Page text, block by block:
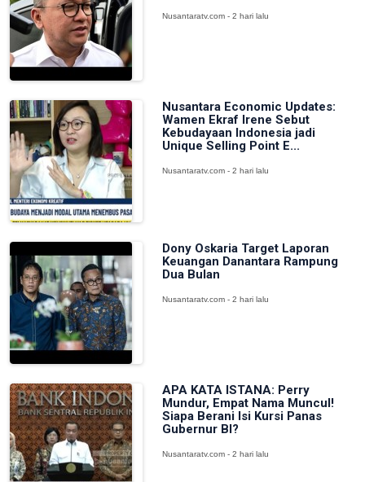
Nusantaratv.com - 2 hari lalu
Nusantara Economic Updates:
Wamen Ekraf Irene Sebut
Kebudayaan Indonesia jadi
Unique Selling Point E...
Nusantaratv.com - 2 hari lalu
Dony Oskaria Target Laporan
Keuangan Danantara Rampung
Dua Bulan
Nusantaratv.com - 2 hari lalu
APA KATA ISTANA: Perry
Mundur, Empat Nama Muncul!
Siapa Berani Isi Kursi Panas
Gubernur BI?
Nusantaratv.com - 2 hari lalu